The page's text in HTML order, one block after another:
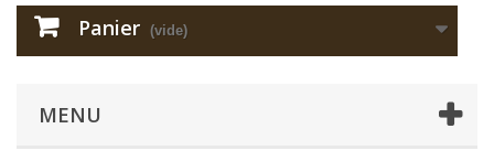
Panier (vide)
MENU